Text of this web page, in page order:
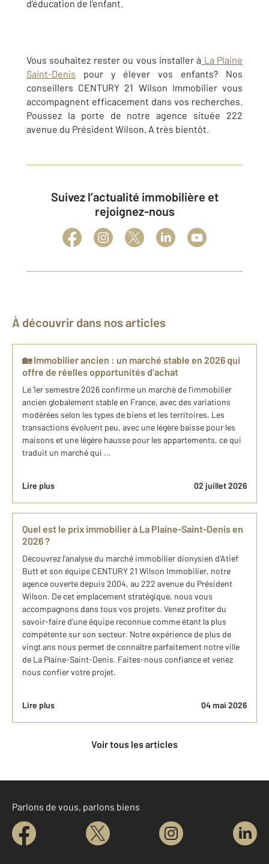
d’éducation de l’enfant.
Vous souhaitez rester ou vous installer à La Plaine
Saint-Denis pour y élever vos enfants? Nos
conseillers CENTURY 21 Wilson Immobilier vous
accompagnent efficacement dans vos recherches.
Poussez la porte de notre agence située 222
avenue du Président Wilson. A très bientôt.
Suivez l’actualité immobilière et
rejoignez-nous
À découvrir dans nos articles
🏡 Immobilier ancien : un marché stable en 2026 qui
offre de réelles opportunités d’achat
Le 1er semestre 2026 confirme un marché de l’immobilier
ancien globalement stable en France, avec des variations
modérées selon les types de biens et les territoires. Les
transactions évoluent peu, avec une légère baisse pour les
maisons et une légère hausse pour les appartements, ce qui
traduit un marché qui ...
Lire plus 02 juillet 2026
Quel est le prix immobilier à La Plaine-Saint-Denis en
2026 ?​
Découvrez l’analyse du marché ​immobilier dionysien d'Atief
Butt et son équipe CENTURY 21 Wilson Immobilier, notre
agence ouverte depuis 2004, au 222 avenue du Président
Wilson. De cet emplacement stratégique, nous vous
accompagnons dans tous vos projets. Venez profiter du
savoir-faire d'une équipe reconnue comme étant la plus
compétente sur son secteur. Notre expérience de plus de
vingt ans nous permet de connaître parfaitement notre ville
de La Plaine-Saint-Denis. Faites-nous confiance et venez
nous confier votre projet.
Lire plus 04 mai 2026
Voir tous les articles
Parlons de vous, parlons biens